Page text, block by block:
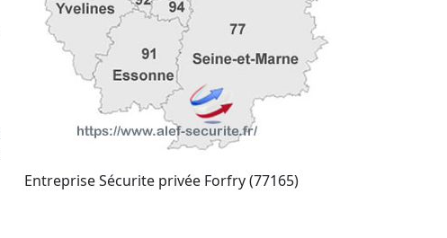
Entreprise Sécurite privée Forfry (77165)